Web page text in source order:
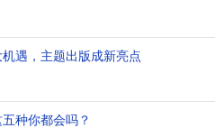
遇，主题出版成新亮点
种你都会吗？